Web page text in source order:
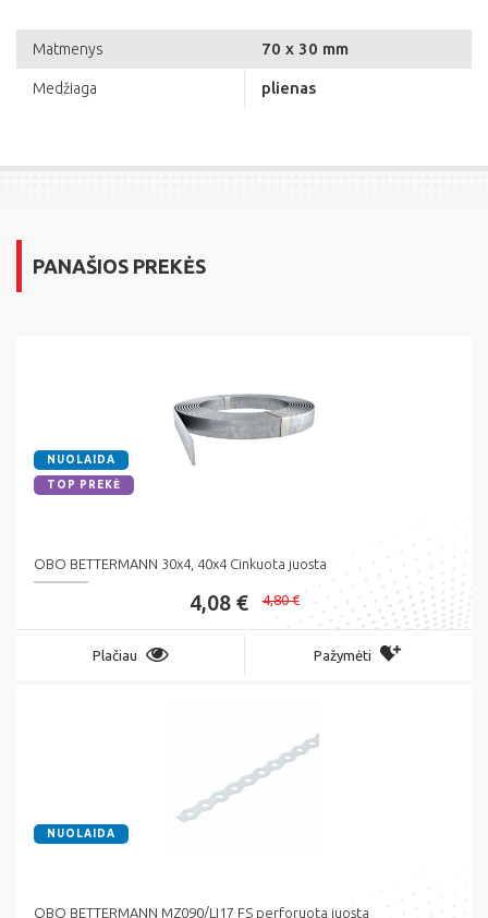
Matmenys 70 x 30 mm
Medžiaga plienas
PANAŠIOS PREKĖS
NUOLAIDA
TOP PREKĖ
OBO BETTERMANN 30x4, 40x4 Cinkuota juosta
4,08 € 4,80 €
Plačiau Pažymėti
NUOLAIDA
OBO BETTERMANN MZ090/LI17 FS perforuota juosta